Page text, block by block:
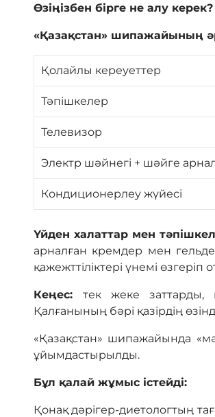
Өзіңізбен бірге не алу
«Қазақстан» шипажайының әр
Қолайлы кереуеттер
Тәпішкелер
Телевизор
Электр шәйнегі + шәйге
Кондиционерлеу жүйесі
Үйден халаттар мен
арналған кремдер мен
қажежттіліктері үнемі
Кеңес: тек жеке заттарды,
Қалғанының бәрі қазірдің
«Қазақстан» шипажайында
ұйымдастырылды.
Бұл қалай жұмыс істейді:
Қонақ дәрігер-диетологтың